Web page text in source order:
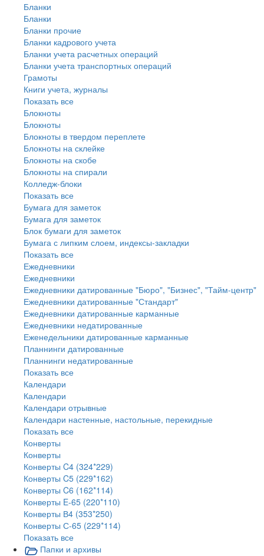
Бланки
Бланки
Бланки прочие
Бланки кадрового учета
Бланки учета расчетных операций
Бланки учета транспортных операций
Грамоты
Книги учета, журналы
Показать все
Блокноты
Блокноты
Блокноты в твердом переплете
Блокноты на склейке
Блокноты на скобе
Блокноты на спирали
Колледж-блоки
Показать все
Бумага для заметок
Бумага для заметок
Блок бумаги для заметок
Бумага с липким слоем, индексы-закладки
Показать все
Ежедневники
Ежедневники
Ежедневники датированные "Бюро", "Бизнес", "Тайм-центр"
Ежедневники датированные "Стандарт"
Ежедневники датированные карманные
Ежедневники недатированные
Еженедельники датированные карманные
Планнинги датированные
Планнинги недатированные
Показать все
Календари
Календари
Календари отрывные
Календари настенные, настольные, перекидные
Показать все
Конверты
Конверты
Конверты C4 (324*229)
Конверты C5 (229*162)
Конверты C6 (162*114)
Конверты E-65 (220*110)
Конверты В4 (353*250)
Конверты С-65 (229*114)
Показать все
Папки и архивы